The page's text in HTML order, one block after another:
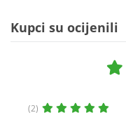
Kupci su ocijenili
(2)